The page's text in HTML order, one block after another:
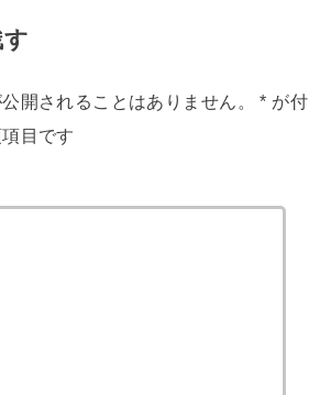
開されることはありません。 * が付
目です